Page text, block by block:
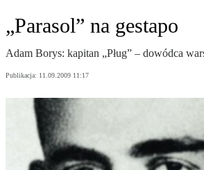
„Parasol” na gestapo
Adam Borys: kapitan „Pług” – dowódca
Publikacja: 11.09.2009 11:17